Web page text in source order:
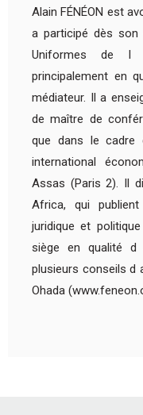
Alain FÉNÉON est
a participé dès
Uniformes de l
principalement en
médiateur. Il a
de maître de
que dans le cadre
international
Assas (Paris 2). Il
Africa, qui
juridique et
siège en qualité d
plusieurs conseils d
Ohada